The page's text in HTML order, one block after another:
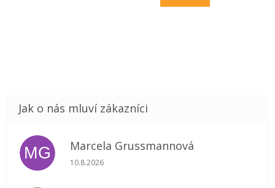
MG Marcela Grussmannová
Hodnocení obchodu je 4 z 5 hvězdiček.
10.8.2026